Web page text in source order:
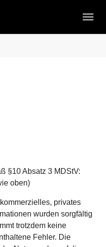
§10 Absatz 3 MDStV:
oben)
privates
wurden sorgfältig
trotzdem keine
Fehler. Die